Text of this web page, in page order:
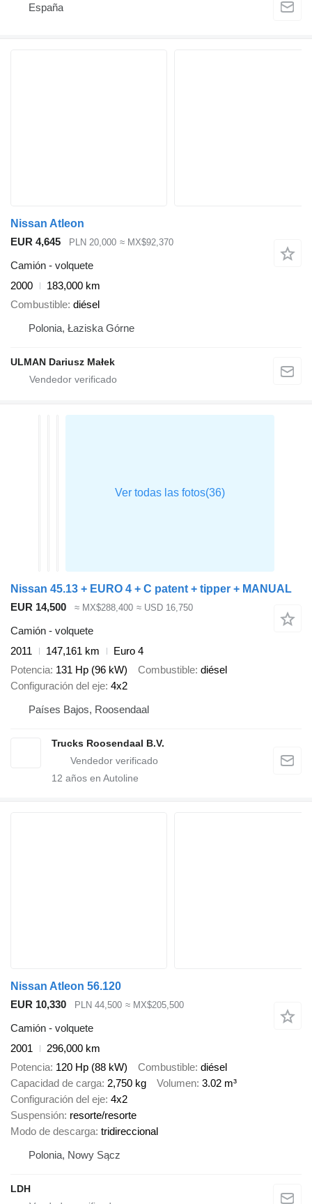
España
Nissan Atleon
EUR 4,645
PLN 20,000 ≈ MX$92,370
Camión - volquete
2000
183,000 km
Combustible diésel
Polonia, Łaziska Górne
ULMAN Dariusz Małek
Nissan 45.13 + EURO 4 + C patent + tipper + MANUAL
EUR 14,500
≈ MX$288,400 ≈ USD 16,750
Camión - volquete
2011
147,161 km
Euro 4
Potencia 131 Hp (96 kW) Combustible diésel
Configuración del eje 4x2
Países Bajos, Roosendaal
Trucks Roosendaal B.V.
12 años en Autoline
Nissan Atleon 56.120
EUR 10,330
PLN 44,500 ≈ MX$205,500
Camión - volquete
2001
296,000 km
Potencia 120 Hp (88 kW) Combustible diésel
Capacidad de carga 2,750 kg Volumen 3.02 m³
Configuración del eje 4x2
Suspensión resorte/resorte
Modo de descarga tridireccional
Polonia, Nowy Sącz
LDH